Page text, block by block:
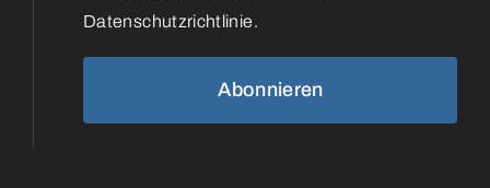
Datenschutzrichtlinie.